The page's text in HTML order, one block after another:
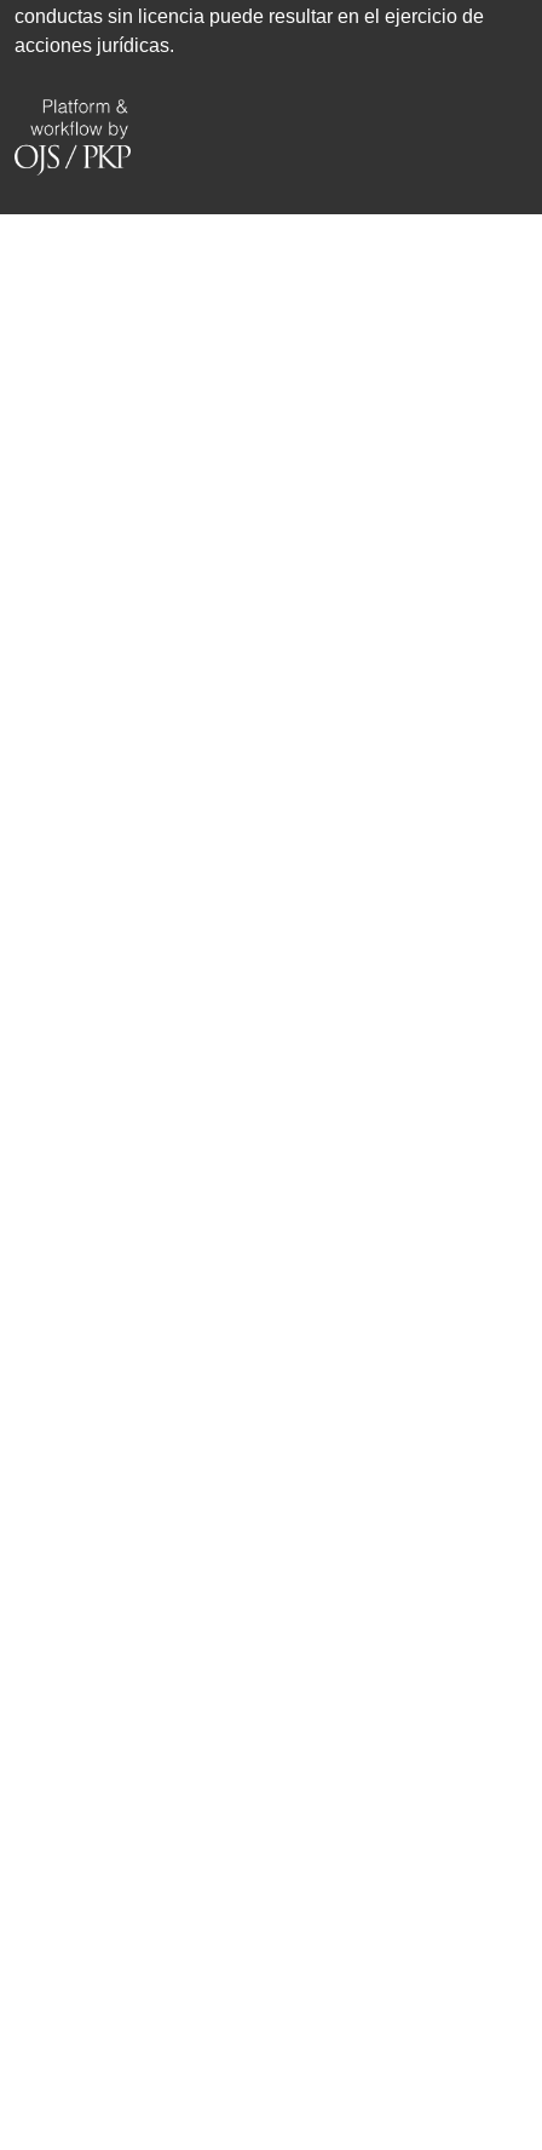
conductas sin licencia puede resultar en el ejercicio de
acciones jurídicas.